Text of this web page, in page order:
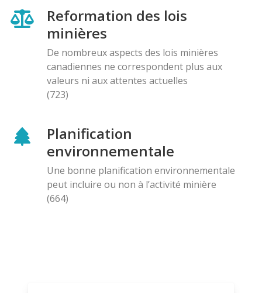
Reformation des lois
minières
De nombreux aspects des lois minières
canadiennes ne correspondent plus aux
valeurs ni aux attentes actuelles
(723)
Planification
environnementale
Une bonne planification environnementale
peut incluire ou non à l’activité minière
(664)